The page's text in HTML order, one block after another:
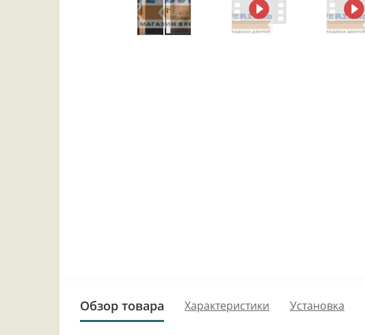
Обзор товара Характеристики Установка